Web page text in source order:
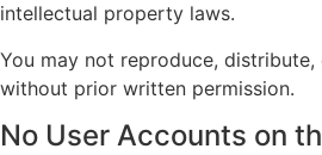
intellectual property laws.
You may not reproduce,
without prior written permission.
No User Accounts on